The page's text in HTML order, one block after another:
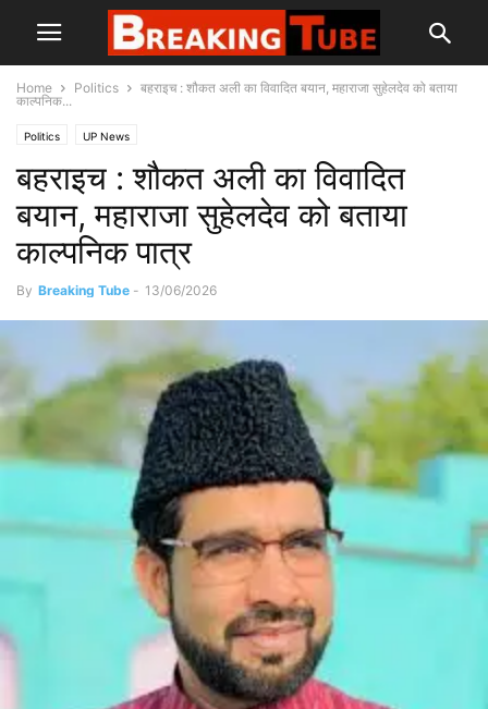
Home Politics
बहराइच : शौकत अली का विवादित बयान, महाराजा सुहेलदेव को बताया
काल्पनिक...
Politics UP News
बहराइच : शौकत अली का विवादित
बयान, महाराजा सुहेलदेव को बताया
काल्पनिक पात्र
By Breaking Tube - 13/06/2026